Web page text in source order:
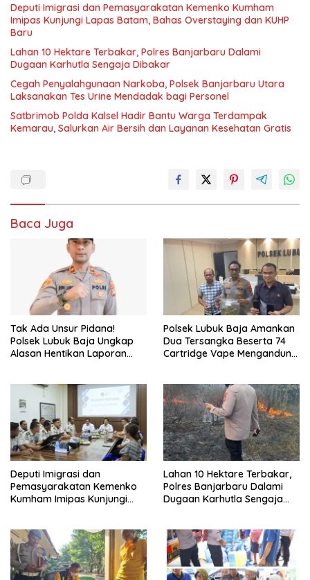
Deputi Imigrasi dan Pemasyarakatan Kemenko Kumham
Imipas Kunjungi Lapas Batam, Bahas Overstaying dan KUHP
Baru
Lahan 10 Hektare Terbakar, Polres Banjarbaru Dalami
Dugaan Karhutla Sengaja Dibakar
Cegah Penyalahgunaan Narkoba, Polsek Banjarbaru Utara
Laksanakan Tes Urine Mendadak bagi Personel
Satbrimob Polda Kalsel Hadir Bantu Warga Terdampak
Kemarau, Salurkan Air Bersih dan Layanan Kesehatan Gratis
Baca Juga
Tak Ada Unsur Pidana!
Polsek Lubuk Baja Ungkap
Alasan Hentikan Laporan
Polsek Lubuk Baja Amankan
Dua Tersangka Beserta 74
Cartridge Vape Mengandung
Deputi Imigrasi dan
Pemasyarakatan Kemenko
Kumham Imipas Kunjungi
Lahan 10 Hektare Terbakar,
Polres Banjarbaru Dalami
Dugaan Karhutla Sengaja